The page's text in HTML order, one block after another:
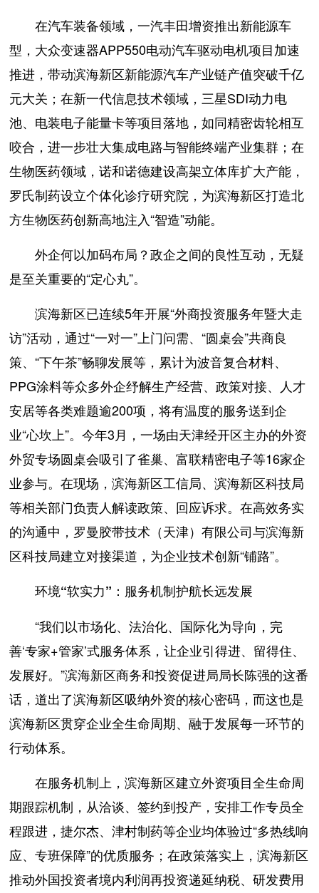
在汽车装备领域，一汽丰田增资推出新能源车
型，大众变速器APP550电动汽车驱动电机项目加速
推进，带动滨海新区新能源汽车产业链产值突破千亿
元大关；在新一代信息技术领域，三星SDI动力电
池、电装电子能量卡等项目落地，如同精密齿轮相互
咬合，进一步壮大集成电路与智能终端产业集群；在
生物医药领域，诺和诺德建设高架立体库扩大产能，
罗氏制药设立个体化诊疗研究院，为滨海新区打造北
方生物医药创新高地注入“智造”动能。
外企何以加码布局？政企之间的良性互动，无疑
是至关重要的“定心丸”。
滨海新区已连续5年开展“外商投资服务年暨大走
访”活动，通过“一对一”上门问需、“圆桌会”共商良
策、“下午茶”畅聊发展等，累计为波音复合材料、
PPG涂料等众多外企纾解生产经营、政策对接、人才
安居等各类难题逾200项，将有温度的服务送到企
业“心坎上”。今年3月，一场由天津经开区主办的外资
外贸专场圆桌会吸引了雀巢、富联精密电子等16家企
业参与。在现场，滨海新区工信局、滨海新区科技局
等相关部门负责人解读政策、回应诉求。在高效务实
的沟通中，罗曼胶带技术（天津）有限公司与滨海新
区科技局建立对接渠道，为企业技术创新“铺路”。
环境“软实力”：服务机制护航长远发展
“我们以市场化、法治化、国际化为导向，完
善‘专家+管家’式服务体系，让企业引得进、留得住、
发展好。”滨海新区商务和投资促进局局长陈强的这番
话，道出了滨海新区吸纳外资的核心密码，而这也是
滨海新区贯穿企业全生命周期、融于发展每一环节的
行动体系。
在服务机制上，滨海新区建立外资项目全生命周
期跟踪机制，从洽谈、签约到投产，安排工作专员全
程跟进，捷尔杰、津村制药等企业均体验过“多热线响
应、专班保障”的优质服务；在政策落实上，滨海新区
推动外国投资者境内利润再投资递延纳税、研发费用